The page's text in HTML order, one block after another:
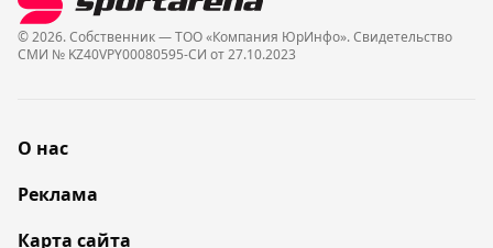
© 2026. Собственник — ТОО «Компания ЮрИнфо». Cвидетельство
СМИ № KZ40VPY00080595-СИ от 27.10.2023
О нас
Реклама
Карта сайта